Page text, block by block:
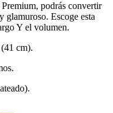
was:
₡
podrás convertir
glamuroso. Escoge esta
Y el volumen.
cm).